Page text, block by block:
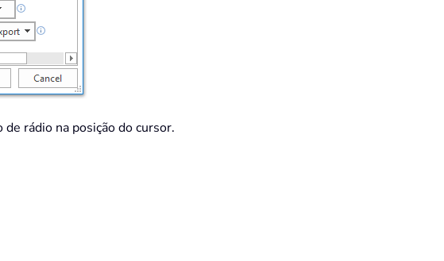
rádio na posição do cursor.